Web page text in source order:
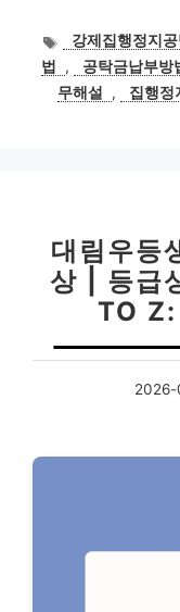
태강제집행정지
법
, 공탁금납부방
무해설
, 집행정
대림우등
상 | 등급
TO Z:
2026-